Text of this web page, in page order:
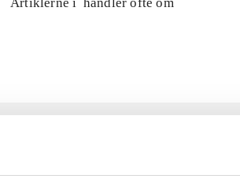
Artiklerne i handler ofte om